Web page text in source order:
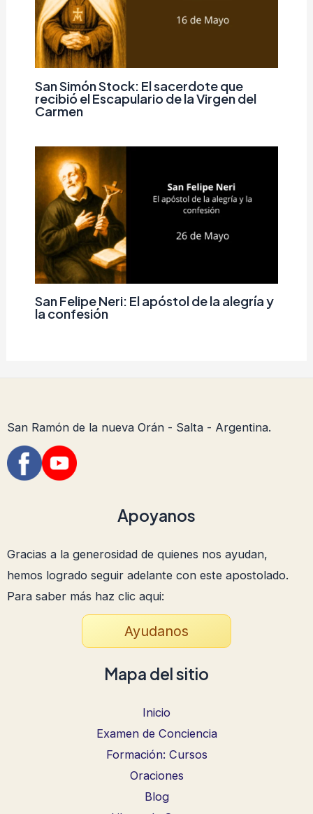
San Simón Stock: El sacerdote que
recibió el Escapulario de la Virgen del
Carmen
San Felipe Neri: El apóstol de la alegría y
la confesión
San Ramón de la nueva Orán - Salta - Argentina.
Apoyanos
Gracias a la generosidad de quienes nos ayudan,
hemos logrado seguir adelante con este apostolado.
Para saber más haz clic aqui:
Ayudanos
Mapa del sitio
Inicio
Examen de Conciencia
Formación: Cursos
Oraciones
Blog